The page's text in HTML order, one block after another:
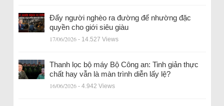
Đẩy người nghèo ra đường để nhường đặc
quyền cho giới siêu giàu
17/06/2026 - 14.527 Views
Thanh lọc bộ máy Bộ Công an: Tinh giản thực
chất hay vẫn là màn trình diễn lấy lệ?
16/06/2026 - 4.942 Views